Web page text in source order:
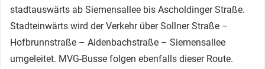
stadtauswärts ab Siemensallee bis Ascholdinger Straße.
Stadteinwärts wird der Verkehr über Sollner Straße –
Hofbrunnstraße – Aidenbachstraße – Siemensallee
umgeleitet. MVG-Busse folgen ebenfalls dieser Route.